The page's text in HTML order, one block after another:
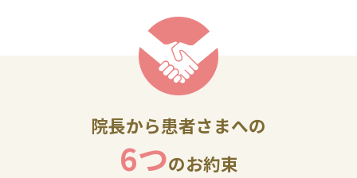
院長から患者さまへの
6つのお約束